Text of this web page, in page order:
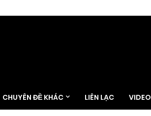
CHUYÊN ĐỀ KHÁC LIÊN LẠC VIDEO